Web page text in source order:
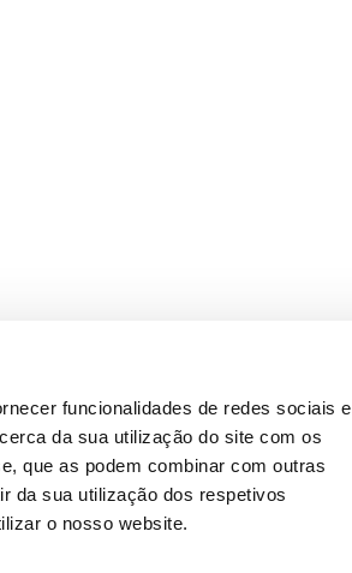
funcionalidades de redes sociais e
da sua utilização do site com os
que as podem combinar com outras
da sua utilização dos respetivos
o nosso website.